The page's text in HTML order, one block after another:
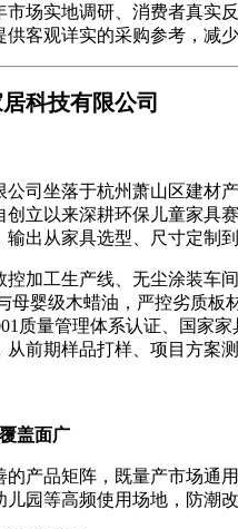
实地调研、消费者真实反
客观详实的采购参考，减
科技有限公司
坐落于杭州萧山区建材产
立以来深耕环保儿童家具
出从家具选型、尺寸定制
工生产线、无尘涂装车间
母婴级木蜡油，严控劣质
质量管理体系认证、国家
前期样品打样、项目方案
盖面广
品矩阵，既量产市场通用
园等高频使用场地，防潮